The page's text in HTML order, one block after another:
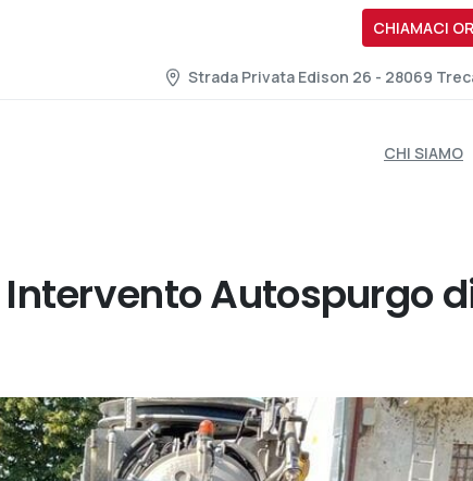
CHIAMACI
Strada Privata Edison 26 - 28069
CHI SIAMO
InterventoAutospurgo